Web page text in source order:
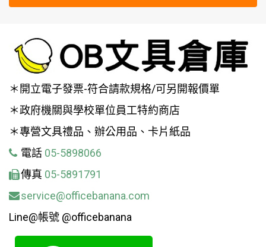
＊開立電子發票-符合請款規格/可另開報價單
＊政府機關與學校單位員工特約商店
＊專營文具禮品、辦公用品、卡片紙品
電話 05-5898066
傳真 05-5891791
service@officebanana.com
Line@帳號 @officebanana